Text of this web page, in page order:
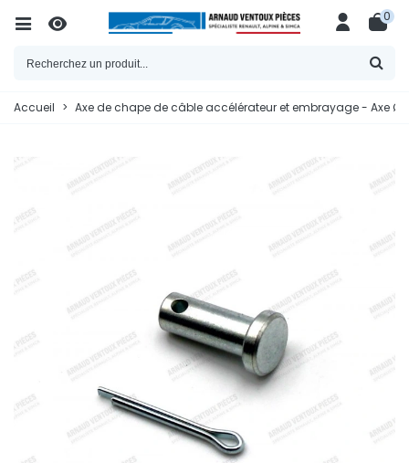
0
Accueil > Axe de chape de câble accélérateur et embrayage - Axe Ø